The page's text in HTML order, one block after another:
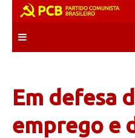
content
Em defesa
emprego e